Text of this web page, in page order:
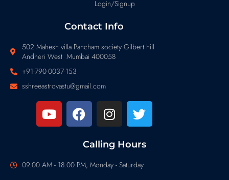
Login/Signup
Contact Info
502 Mahesh villa Pancham society Gilbert hill
Andheri West Mumbai 400058
+91-790-0037-153
sshreeastrovastu@gmail.com
Calling Hours
09.00 AM - 18.00 PM, Monday - Saturday